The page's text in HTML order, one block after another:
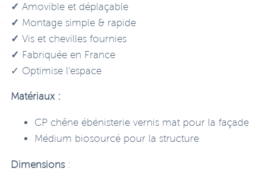
✓ Amovible et déplaçable
✓ Montage simple & rapide
✓Vis et chevilles fournies
✓ Fabriquée en France
✓ Optimise l’espace
Matériaux :
CP chêne ébénisterie vernis mat pour la façade
Médium biosourcé pour la structure
Dimensions: